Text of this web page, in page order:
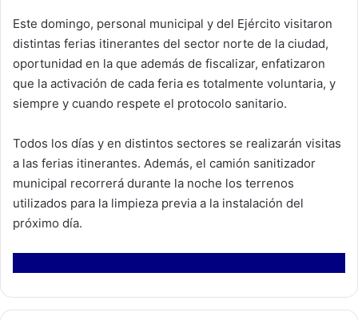
Este domingo, personal municipal y del Ejército visitaron
distintas ferias itinerantes del sector norte de la ciudad,
oportunidad en la que además de fiscalizar, enfatizaron
que la activación de cada feria es totalmente voluntaria, y
siempre y cuando respete el protocolo sanitario.
Todos los días y en distintos sectores se realizarán visitas
a las ferias itinerantes. Además, el camión sanitizador
municipal recorrerá durante la noche los terrenos
utilizados para la limpieza previa a la instalación del
próximo día.